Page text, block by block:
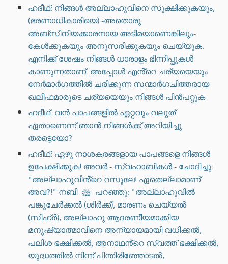
ഹദീഥ്: നിങ്ങൾ അല്ലാഹുവിനെ സൂക്ഷിക്കുകയും,
(ഭരണാധികാരിയെ) -അതൊരു
അബ്സീനിയക്കാരനായ അടിമയാണെങ്കിലും-
കേൾക്കുകയും അനുസരിക്കുകയും ചെയ്യുക.
എനിക്ക് ശേഷം നിങ്ങൾ ധാരാളം ഭിന്നിപ്പുകൾ
കാണുന്നതാണ്. അപ്പോൾ എൻ്റെ ചര്യയെയും
നേർമാർഗത്തിൽ ചരിക്കുന്ന സന്മാർഗചിത്തരായ
ഖലീഫമാരുടെ ചര്യയെയും നിങ്ങൾ പിൻപറ്റുക
ഹദീഥ്: വൻ പാപങ്ങളിൽ ഏറ്റവും വലുത്
ഏതാണെന്ന് ഞാൻ നിങ്ങൾക്ക് അറിയിച്ചു
തരട്ടെയോ?
ഹദീഥ്: ഏഴു നാശകരങ്ങളായ പാപങ്ങളെ നിങ്ങൾ
ഉപേക്ഷിക്കുക! അവർ - സ്വഹാബികൾ - ചോദിച്ചു:
"അല്ലാഹുവിൻ്റെ റസൂലേ! ഏതെല്ലാമാണ്
അവ?!" നബി -ﷺ- പറഞ്ഞു: "അല്ലാഹുവിൽ
പങ്കുചേർക്കൽ (ശിർക്ക്), മാരണം ചെയ്യൽ
(സിഹ്ർ), അല്ലാഹു ആദരണീയമാക്കിയ
മനുഷ്യാത്മാവിനെ അന്യായമായി വധിക്കൽ,
പലിശ ഭക്ഷിക്കൽ, അനാഥൻ്റെ സ്വത്ത് ഭക്ഷിക്കൽ,
യുദ്ധത്തിൽ നിന്ന് പിന്തിരിഞ്ഞോടൽ,